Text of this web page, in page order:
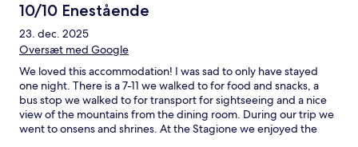
10/10 Enestående
23. dec. 2025
Oversæt med Google
We loved this accommodation! I was sad to only have stayed
one night. There is a 7-11 we walked to for food and snacks, a
bus stop we walked to for transport for sightseeing and a nice
view of the mountains from the dining room. During our trip we
went to onsens and shrines. At the Stagione we enjoyed the